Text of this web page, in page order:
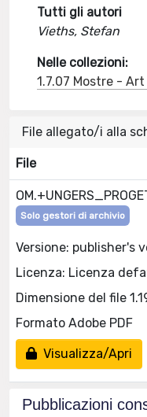
Tutti gli autori
Vieths, Stefan
Nelle collezioni:
1.7.07 Mostre -
File allegato/i alla
File
Solo gestori di archivio
Versione: publisher's
Licenza: Licenza
Dimensione del file
Formato Adobe PDF
Visualizza/Apri
Pubblicazioni